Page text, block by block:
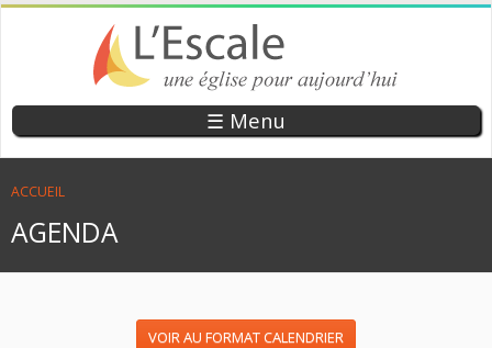
Aller
au
contenu
principal
EGLISE
EVANGÉLIQUE
L’ESCALE
UNE ÉGLISE
POUR
AUJOURD’HUI
☰ Menu
VOUS ÊTES ICI
ACCUEIL
AGENDA
VOIR AU FORMAT CALENDRIER